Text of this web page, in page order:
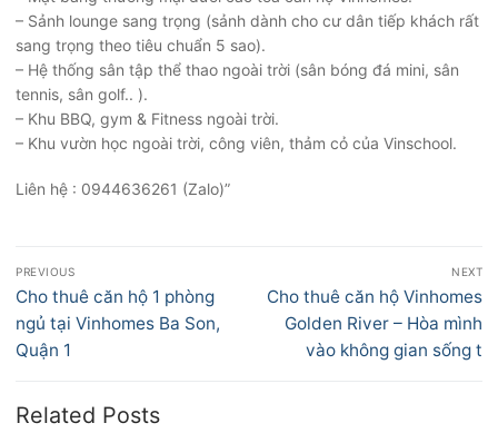
– Sảnh lounge sang trọng (sảnh dành cho cư dân tiếp khách rất
sang trọng theo tiêu chuẩn 5 sao).
– Hệ thống sân tập thể thao ngoài trời (sân bóng đá mini, sân
tennis, sân golf.. ).
– Khu BBQ, gym & Fitness ngoài trời.
– Khu vườn học ngoài trời, công viên, thảm cỏ của Vinschool.
Liên hệ : 0944636261 (Zalo)”
Điều
hướng
bài
viết
PREVIOUS
Previous
post:
Cho thuê căn hộ 1 phòng
ngủ tại Vinhomes Ba Son,
Quận 1
NEXT
Next
post:
Cho thuê căn hộ Vinhomes
Golden River – Hòa mình
vào không gian sống t
Related Posts